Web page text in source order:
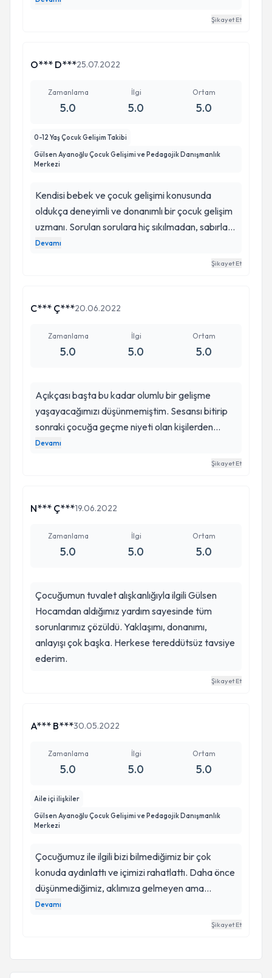
aydınlatıyor ve gerekirse yönlendirme yapıyor.
görüşmenizden sonra ne kadar doğru birini
seçtiğinizi anlayacaksınız. Buna eminim.
Şikayet Et
O*** D***25.07.2022
Zamanlama
5.0
İlgi
5.0
Ortam
5.0
0-12 Yaş Çocuk Gelişim Takibi
Gülsen Ayanoğlu Çocuk Gelişimi ve Pedagojik Danışmanlık
Merkezi
Kendisi bebek ve çocuk gelişimi konusunda
oldukça deneyimli ve donanımlı bir çocuk gelişim
uzmanı. Sorulan sorulara hiç sıkılmadan, sabırla
herkesin anlayabileceği bir şekilde yanıt veriyor.
Kendisinden çok olumlu dönüşler alabiliyorsunuz.
Devamı
Şikayet Et
C*** Ç***20.06.2022
Zamanlama
5.0
İlgi
5.0
Ortam
5.0
Açıkçası başta bu kadar olumlu bir gelişme
yaşayacağımızı düşünmemiştim. Sesansı bitirip
sonraki çocuğa geçme niyeti olan kişilerden
kesinlikle değil. Çocukla iletişim kurup, seans
sırasında ona bir şeyler katana kadar ilgileniyor.
ilgileniyor. Teşekkürler Gülsen ablası :)
Devamı
Şikayet Et
N*** Ç***19.06.2022
Zamanlama
5.0
İlgi
5.0
Ortam
5.0
Çocuğumun tuvalet alışkanlığıyla ilgili Gülsen
Hocamdan aldığımız yardım sayesinde tüm
sorunlarımız çözüldü. Yaklaşımı, donanımı,
anlayışı çok başka. Herkese tereddütsüz tavsiye
ederim.
Şikayet Et
A*** B***30.05.2022
Zamanlama
5.0
İlgi
5.0
Ortam
5.0
Aile içi ilişkiler
Gülsen Ayanoğlu Çocuk Gelişimi ve Pedagojik Danışmanlık
Merkezi
Çocuğumuz ile ilgili bizi bilmediğimiz bir çok
konuda aydınlattı ve içimizi rahatlattı. Daha önce
düşünmediğimiz, aklımıza gelmeyen ama
çocuğumuza nasıl yaklaşmamız gerektiği ile ilgili
bir çok bilgi verdi. Evde deniyoruz ve sonuçlarını
Devamı
Şikayet Et